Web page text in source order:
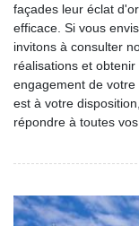
façades leur éclat
efficace. Si vous
invitons à consulter
réalisations et
engagement de
est à votre
répondre à toutes